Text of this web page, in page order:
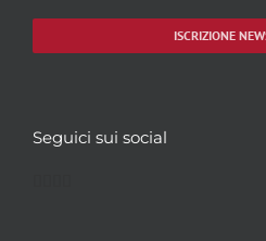
ISCRIZIONE
Seguici sui social